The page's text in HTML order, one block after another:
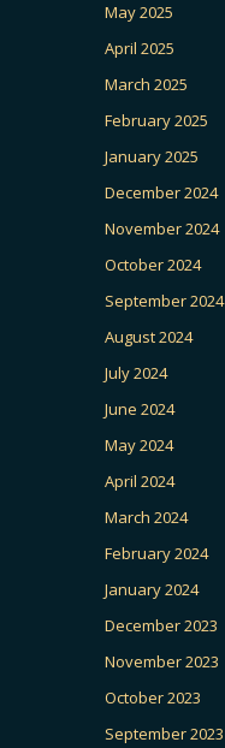
May 2025
April 2025
March 2025
February 2025
January 2025
December 2024
November 2024
October 2024
September 2024
August 2024
July 2024
June 2024
May 2024
April 2024
March 2024
February 2024
January 2024
December 2023
November 2023
October 2023
September 2023